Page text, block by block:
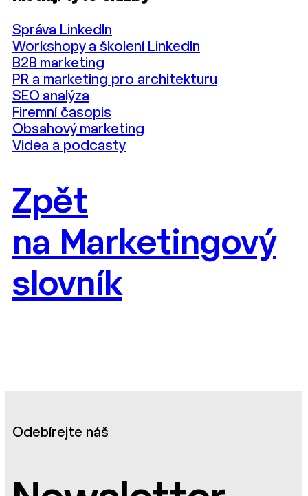
Správa LinkedIn
Workshopy a školení LinkedIn
B2B marketing
PR a marketing pro architekturu
SEO analýza
Firemní časopis
Obsahový marketing
Videa a podcasty
Zpět
na Marketingový
slovník
Odebírejte náš